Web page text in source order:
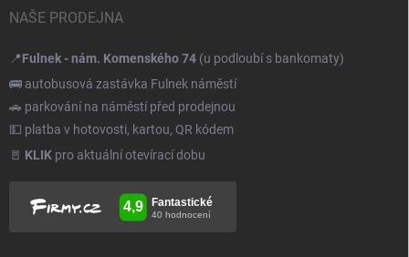
NAŠE PRODEJNA
📍Fulnek - nám. Komenského 74 (u podloubí s bankomaty)
🚌 autobusová zastávka Fulnek náměstí
🚗 parkování na náměstí před prodejnou
💵 platba v hotovosti, kartou, QR kódem
🚪 KLIK pro aktuální otevírací dobu